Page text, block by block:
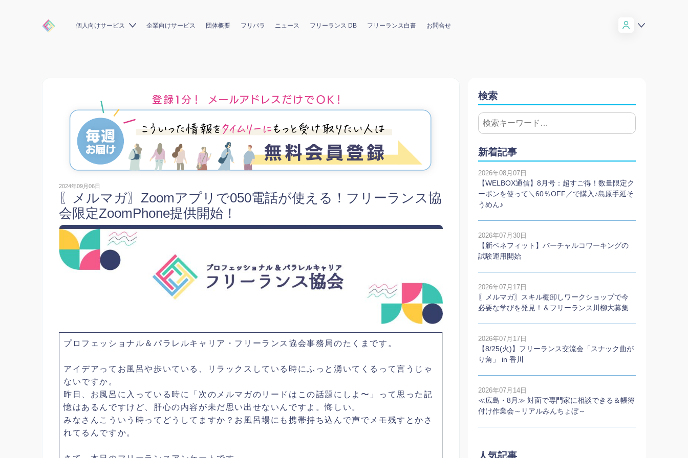
個人向けサービス 企業向けサービス 団体概要 フリパラ ニュース フリーランス DB フリーランス白書 お問合せ
2024年09月06日
〖メルマガ〗Zoomアプリで050電話が使える！フリーランス協
会限定ZoomPhone提供開始！
プロフェッショナル＆パラレルキャリア・フリーランス協会事務局のたくまです。
アイデアってお風呂や歩いている、リラックスしている時にふっと湧いてくるって言うじゃ
ないですか。
昨日、お風呂に入っている時に「次のメルマガのリードはこの話題にしよ〜」って思った記
憶はあるんですけど、肝心の内容が未だ思い出せないんですよ。悔しい。
みなさんこういう時ってどうしてますか？お風呂場にも携帯持ち込んで声でメモ残すとかさ
れてるんですか。
検索
新着記事
2026年08月07日
【WELBOX通信】8月号：超すご得！数量限定ク
ーポンを使って＼60％OFF／で購入♪島原手延そ
うめん♪
2026年07月30日
【新ベネフィット】バーチャルコワーキングの
試験運用開始
2026年07月17日
〖メルマガ〗スキル棚卸しワークショップで今
必要な学びを発見！＆フリーランス川柳大募集
2026年07月17日
【8/25(火)】フリーランス交流会「スナック曲が
り角」 in 香川
2026年07月14日
≪広島・8月≫ 対面で専門家に相談できる＆帳簿
付け作業会～リアルみんちょぼ～
人気記事